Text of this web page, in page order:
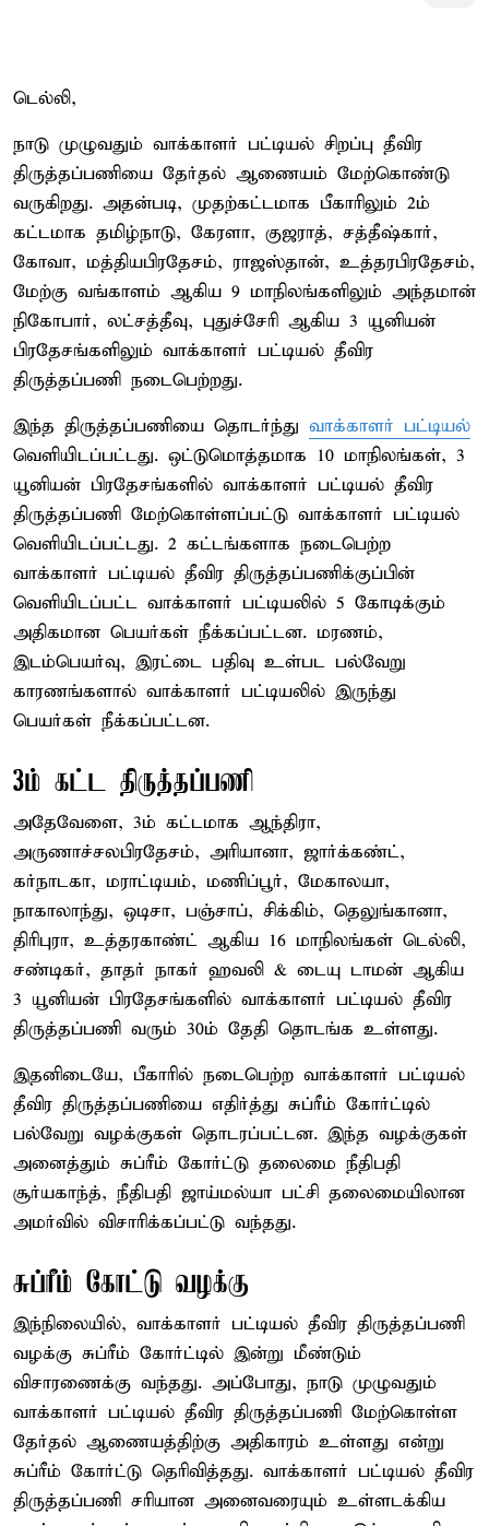
டெல்லி,
நாடு முழுவதும் வாக்காளர் பட்டியல் சிறப்பு தீவிர
திருத்தப்பணியை தேர்தல் ஆணையம் மேற்கொண்டு
வருகிறது. அதன்படி, முதற்கட்டமாக பீகாரிலும் 2ம்
கட்டமாக தமிழ்நாடு, கேரளா, குஜராத், சத்தீஷ்கார்,
கோவா, மத்தியபிரதேசம், ராஜஸ்தான், உத்தரபிரதேசம்,
மேற்கு வங்காளம் ஆகிய 9 மாநிலங்களிலும் அந்தமான்
நிகோபார், லட்சத்தீவு, புதுச்சேரி ஆகிய 3 யூனியன்
பிரதேசங்களிலும் வாக்காளர் பட்டியல் தீவிர
திருத்தப்பணி நடைபெற்றது.
இந்த திருத்தப்பணியை தொடர்ந்து வாக்காளர் பட்டியல்
வெளியிடப்பட்டது. ஒட்டுமொத்தமாக 10 மாநிலங்கள், 3
யூனியன் பிரதேசங்களில் வாக்காளர் பட்டியல் தீவிர
திருத்தப்பணி மேற்கொள்ளப்பட்டு வாக்காளர் பட்டியல்
வெளியிடப்பட்டது. 2 கட்டங்களாக நடைபெற்ற
வாக்காளர் பட்டியல் தீவிர திருத்தப்பணிக்குப்பின்
வெளியிடப்பட்ட வாக்காளர் பட்டியலில் 5 கோடிக்கும்
அதிகமான பெயர்கள் நீக்கப்பட்டன. மரணம்,
இடம்பெயர்வு, இரட்டை பதிவு உள்பட பல்வேறு
காரணங்களால் வாக்காளர் பட்டியலில் இருந்து
பெயர்கள் நீக்கப்பட்டன.
3ம் கட்ட திருத்தப்பணி
அதேவேளை, 3ம் கட்டமாக ஆந்திரா,
அருணாச்சலபிரதேசம், அரியானா, ஜார்க்கண்ட்,
கர்நாடகா, மராட்டியம், மணிப்பூர், மேகாலயா,
நாகாலாந்து, ஒடிசா, பஞ்சாப், சிக்கிம், தெலுங்கானா,
திரிபுரா, உத்தரகாண்ட் ஆகிய 16 மாநிலங்கள் டெல்லி,
சண்டிகர், தாதர் நாகர் ஹவலி & டையு டாமன் ஆகிய
3 யூனியன் பிரதேசங்களில் வாக்காளர் பட்டியல் தீவிர
திருத்தப்பணி வரும் 30ம் தேதி தொடங்க உள்ளது.
இதனிடையே, பீகாரில் நடைபெற்ற வாக்காளர் பட்டியல்
தீவிர திருத்தப்பணியை எதிர்த்து சுப்ரீம் கோர்ட்டில்
பல்வேறு வழக்குகள் தொடரப்பட்டன. இந்த வழக்குகள்
அனைத்தும் சுப்ரீம் கோர்ட்டு தலைமை நீதிபதி
சூர்யகாந்த், நீதிபதி ஜாய்மல்யா பட்சி தலைமையிலான
அமர்வில் விசாரிக்கப்பட்டு வந்தது.
சுப்ரீம் கோட்டு வழக்கு
இந்நிலையில், வாக்காளர் பட்டியல் தீவிர திருத்தப்பணி
வழக்கு சுப்ரீம் கோர்ட்டில் இன்று மீண்டும்
விசாரணைக்கு வந்தது. அப்போது, நாடு முழுவதும்
வாக்காளர் பட்டியல் தீவிர திருத்தப்பணி மேற்கொள்ள
தேர்தல் ஆணையத்திற்கு அதிகாரம் உள்ளது என்று
சுப்ரீம் கோர்ட்டு தெரிவித்தது. வாக்காளர் பட்டியல் தீவிர
திருத்தப்பணி சரியான அனைவரையும் உள்ளடக்கிய